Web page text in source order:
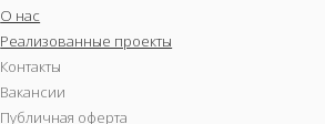
О нас
Реализованные проекты
Контакты
Вакансии
Публичная оферта